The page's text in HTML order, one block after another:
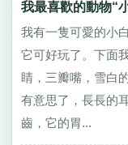
我最喜歡的動物“
我有一隻可愛的小
它可好玩了。下面
睛，三瓣嘴，雪白
有意思了，長長的
齒，它的胃...